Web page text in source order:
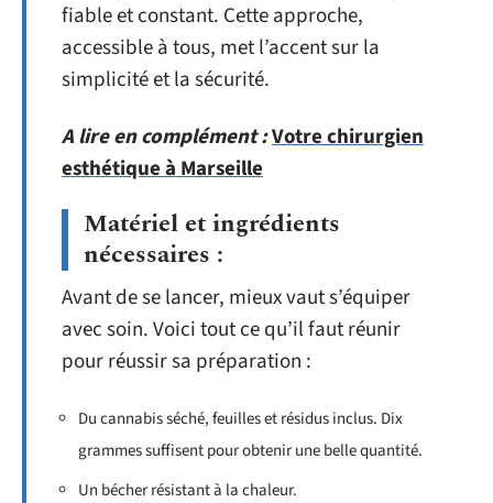
fiable et constant. Cette approche,
accessible à tous, met l’accent sur la
simplicité et la sécurité.
A lire en complément :Votre chirurgien
esthétique à Marseille
Matériel et ingrédients
nécessaires :
Avant de se lancer, mieux vaut s’équiper
avec soin. Voici tout ce qu’il faut réunir
pour réussir sa préparation :
Du cannabis séché, feuilles et résidus inclus. Dix
grammes suffisent pour obtenir une belle quantité.
Un bécher résistant à la chaleur.